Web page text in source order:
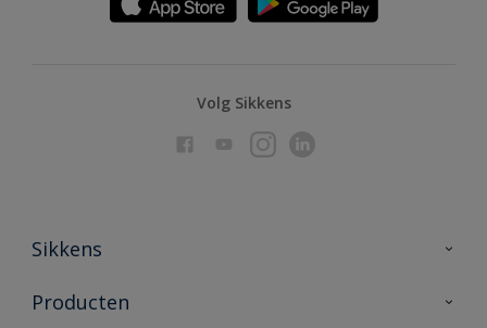
Volg Sikkens
Sikkens
Over Sikkens
Producten